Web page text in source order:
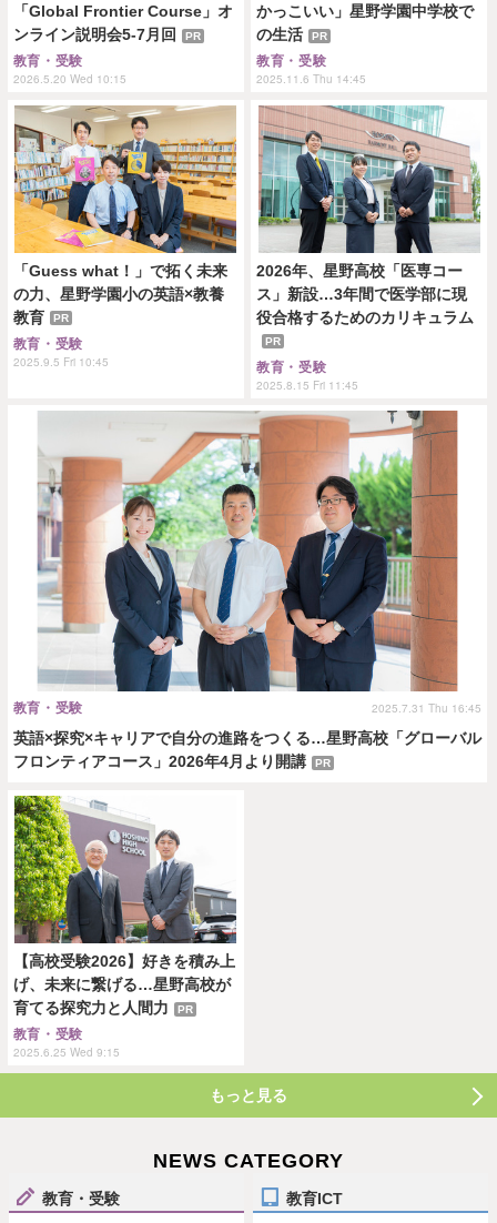
「Global Frontier Course」オ
ンライン説明会5-7月回
PR
教育・受験
2026.5.20 Wed 10:15
かっこいい」星野学園中学校で
の生活
PR
教育・受験
2025.11.6 Thu 14:45
「Guess what！」で拓く未来
の力、星野学園小の英語×教養
教育
PR
教育・受験
2025.9.5 Fri 10:45
2026年、星野高校「医専コー
ス」新設…3年間で医学部に現
役合格するためのカリキュラム
PR
教育・受験
2025.8.15 Fri 11:45
英語×探究×キャリアで自分の進路をつくる…星野高校「グローバル
フロンティアコース」2026年4月より開講
PR
教育・受験 2025.7.31 Thu 16:45
【高校受験2026】好きを積み上
げ、未来に繋げる…星野高校が
育てる探究力と人間力
PR
教育・受験
2025.6.25 Wed 9:15
もっと見る
NEWS CATEGORY
教育・受験 教育ICT